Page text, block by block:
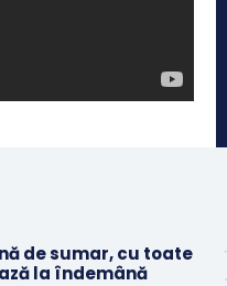
de sumar, cu toate
la îndemână